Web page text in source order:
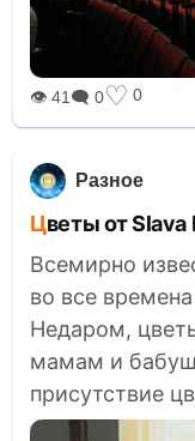
👁 41 🗨 0♡ 0
Разное
Цветы от Slava
Всемирно
во все
Недаром,
мамам и
присутствие